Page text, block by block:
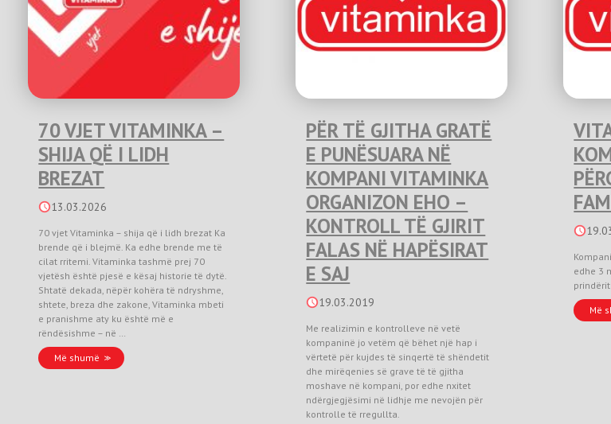
70 VJET VITAMINKA –
SHIJA QË I LIDH
BREZAT
13.03.2026
70 vjet Vitaminka – shija që i lidh brezat Ka
brende që i blejmë. Ka edhe brende me të
cilat rritemi. Vitaminka tashmë prej 70
vjetësh është pjesë e kësaj historie të dytë.
Shtatë dekada, nëpër kohëra të ndryshme,
shtete, breza dhe zakone, Vitaminka mbeti
e pranishme aty ku është më e
rëndësishme – në …
Më shumë
PËR TË GJITHA GRATË
E PUNËSUARA NË
KOMPANI VITAMINKA
ORGANIZON EHO –
KONTROLL TË GJIRIT
FALAS NË HAPËSIRAT
E SAJ
19.03.2019
Me realizimin e kontrolleve në vetë
kompaninë jo vetëm që bëhet një hap i
vërtetë për kujdes të sinqertë të shëndetit
dhe mirëqenies së grave të të gjitha
moshave në kompani, por edhe nxitet
ndërgjegjësimi në lidhje me nevojën për
kontrolle të rregullta.
edhe 3
Më